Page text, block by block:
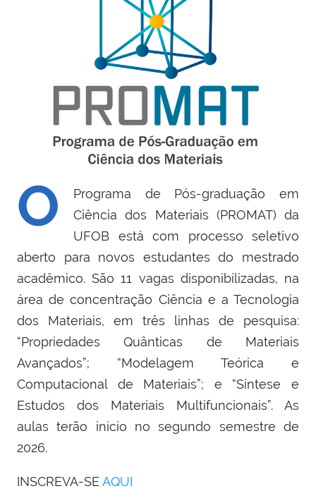
O
Programa de Pós-graduação em
Ciência dos Materiais (PROMAT) da
UFOB está com processo seletivo
aberto para novos estudantes do mestrado
acadêmico. São 11 vagas disponibilizadas, na
área de concentração Ciência e a Tecnologia
dos Materiais, em três linhas de pesquisa:
“Propriedades Quânticas de Materiais
Avançados”; “Modelagem Teórica e
Computacional de Materiais”; e “Síntese e
Estudos dos Materiais Multifuncionais”. As
aulas terão início no segundo semestre de
2026.
INSCREVA-SEAQUI